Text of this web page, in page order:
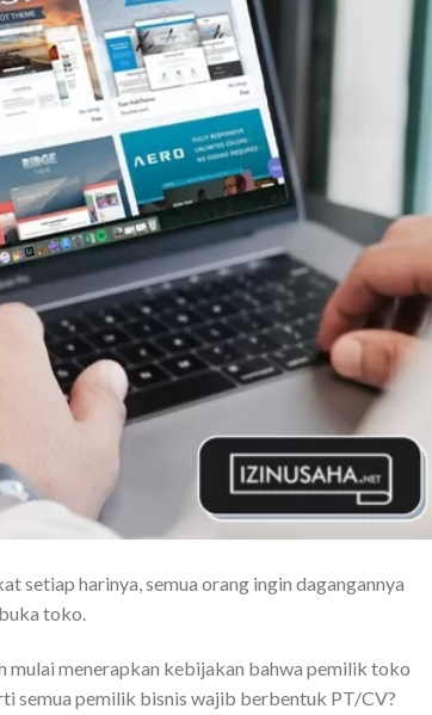
setiap harinya, semua orang ingin dagangannya
toko.
menerapkan kebijakan bahwa pemilik toko
semua pemilik bisnis wajib berbentuk PT/CV?